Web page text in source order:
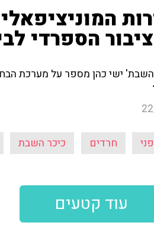
הספרדי
ישי כהן מספר על מערכת
חרדים כיכר השבת
עוד קטעים